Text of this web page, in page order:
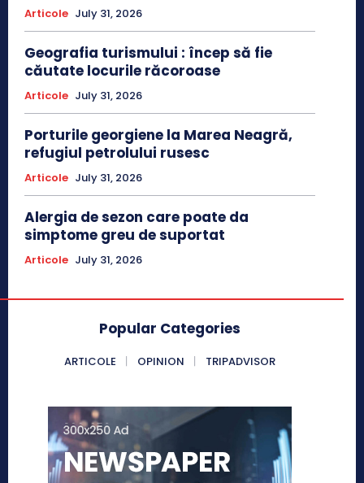
Articole July 31, 2026
Geografia turismului : încep să fie
căutate locurile răcoroase
Articole July 31, 2026
Porturile georgiene la Marea Neagră,
refugiul petrolului rusesc
Articole July 31, 2026
Alergia de sezon care poate da
simptome greu de suportat
Articole July 31, 2026
Popular Categories
ARTICOLE OPINION TRIPADVISOR